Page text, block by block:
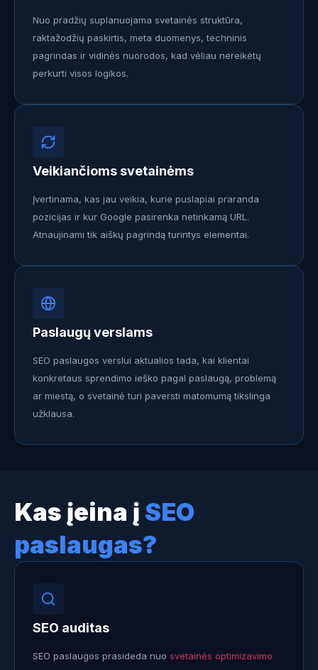
Nuo pradžių suplanuojama svetainės struktūra,
raktažodžių paskirtis, meta duomenys, techninis
pagrindas ir vidinės nuorodos, kad vėliau nereikėtų
perkurti visos logikos.
Veikiančioms svetainėms
Įvertinama, kas jau veikia, kurie puslapiai praranda
pozicijas ir kur Google pasirenka netinkamą URL.
Atnaujinami tik aiškų pagrindą turintys elementai.
Paslaugų verslams
SEO paslaugos verslui aktualios tada, kai klientai
konkretaus sprendimo ieško pagal paslaugą, problemą
ar miestą, o svetainė turi paversti matomumą tikslinga
užklausa.
Kas įeina į SEO
paslaugas?
SEO auditas
SEO paslaugos prasideda nuo svetainės optimizavimo